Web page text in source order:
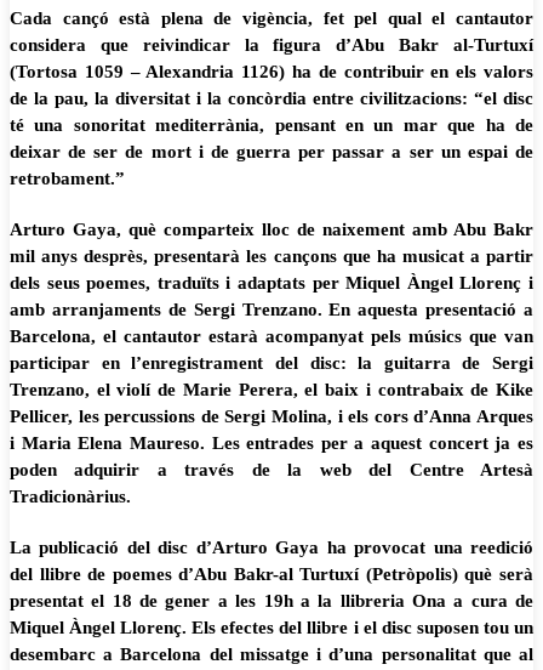
Cada cançó està plena de vigència, fet pel qual el cantautor
considera que reivindicar la figura d’Abu Bakr al-Turtuxí
(Tortosa 1059 – Alexandria 1126) ha de contribuir en els valors
de la pau, la diversitat i la concòrdia entre civilitzacions: “el disc
té una sonoritat mediterrània, pensant en un mar que ha de
deixar de ser de mort i de guerra per passar a ser un espai de
retrobament.”
Arturo Gaya, què comparteix lloc de naixement amb Abu Bakr
mil anys desprès, presentarà les cançons que ha musicat a partir
dels seus poemes, traduïts i adaptats per Miquel Àngel Llorenç i
amb arranjaments de Sergi Trenzano. En aquesta presentació a
Barcelona, el cantautor estarà acompanyat pels músics que van
participar en l’enregistrament del disc: la guitarra de Sergi
Trenzano, el violí de Marie Perera, el baix i contrabaix de Kike
Pellicer, les percussions de Sergi Molina, i els cors d’Anna Arques
i Maria Elena Maureso. Les entrades per a aquest concert ja es
poden adquirir a través de la web del Centre Artesà
Tradicionàrius.
La publicació del disc d’Arturo Gaya ha provocat una reedició
del llibre de poemes d’Abu Bakr-al Turtuxí (Petròpolis) què serà
presentat el 18 de gener a les 19h a la llibreria Ona a cura de
Miquel Àngel Llorenç. Els efectes del llibre i el disc suposen tou un
desembarc a Barcelona del missatge i d’una personalitat que al